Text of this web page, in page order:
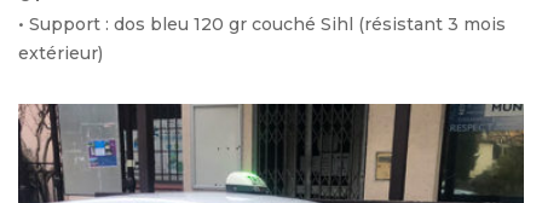
• Support : dos bleu 120 gr couché Sihl (résistant 3 mois
extérieur)